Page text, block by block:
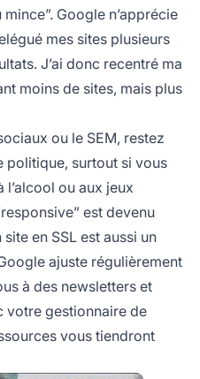
Google n’apprécie
mes sites plusieurs
J’ai donc recentré ma
moins de sites, mais plus
ou le SEM, restez
politique, surtout si vous
ou aux jeux
est devenu
en SSL est aussi un
ajuste régulièrement
à des newsletters et
votre gestionnaire de
vous tiendront